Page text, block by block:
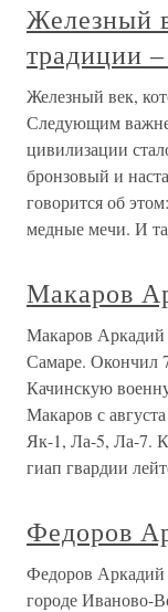
Железный
традиции
Железный век,
Следующим
цивилизации
бронзовый и
говорится об
медные мечи. И
Макаров
Макаров Аркадий
Самаре. Окончил
Качинскую
Макаров с
Як-1, Ла-5, Ла-7. К
гиап гвардии
Федоров
Федоров Аркадий
городе Иваново-